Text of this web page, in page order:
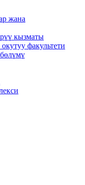
жана
кызматы
факультети